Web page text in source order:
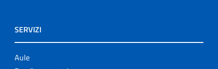
SERVIZI
Aule